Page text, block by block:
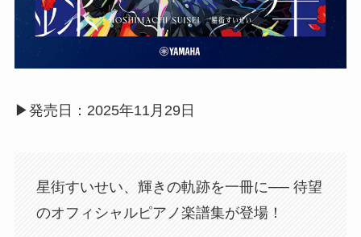
▶︎発売日：2025年11月29日
星街すいせい、輝きの軌跡を一冊に── 待望
のオフィシャルピアノ楽譜集が登場！